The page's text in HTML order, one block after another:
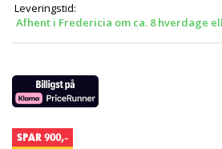
Leveringstid:
Afhent i Fredericia om ca. 8 hverdage
SPAR 900,-